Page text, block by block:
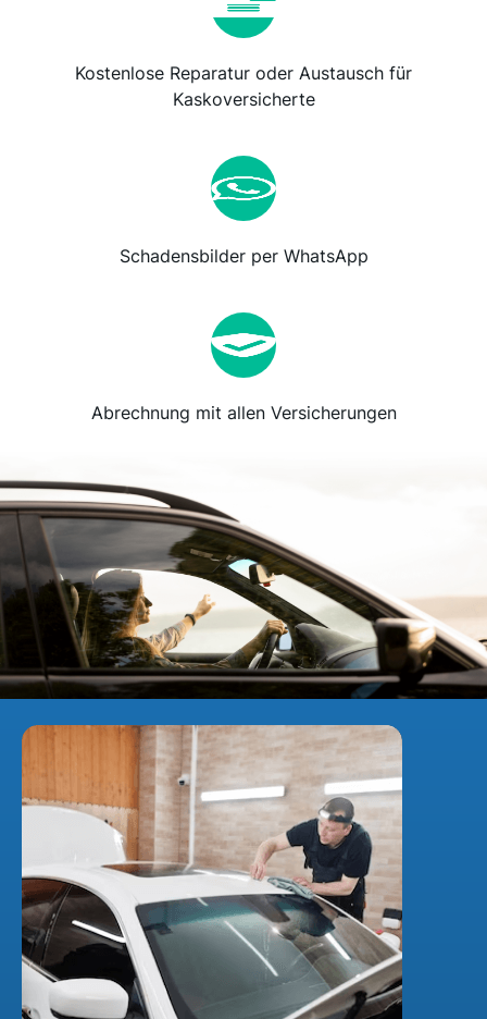
Kostenlose Reparatur oder Austausch für
Kaskoversicherte
Schadensbilder per WhatsApp
Abrechnung mit allen Versicherungen